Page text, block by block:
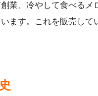
業、冷やして食べるメ
ます。これを販売し